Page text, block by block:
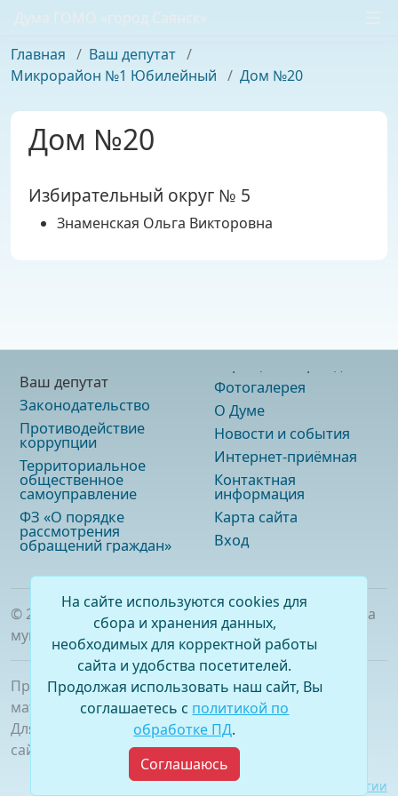
Дума ГОМО «город Саянск»
Главная / Ваш депутат /
Микрорайон №1 Юбилейный / Дом №20
Дом №20
Избирательный округ № 5
Знаменская Ольга Викторовна
Ваш депутат
Законодательство
Противодействие
коррупции
Территориальное
общественное
самоуправление
ФЗ «О порядке
рассмотрения
обращений граждан»
Фотогалерея
О Думе
Новости и события
Интернет-приёмная
Контактная
информация
Карта сайта
Вход
© 2026
. Официальный сайт Думы городского округа
муниципального образования «город Саянск»
При полном или частичном использовании
материалов ссылка на сайт обязательна.
Для сетевых изданий обязательна гиперссылка на
сайт –
www.dumasayansk.ru
Разработка сайта: Виртуальные технологии
На сайте используются cookies для
сбора и хранения данных,
необходимых для корректной работы
сайта и удобства посетителей.
Продолжая использовать наш сайт, Вы
соглашаетесь с политикой по
обработке ПД.
Соглашаюсь